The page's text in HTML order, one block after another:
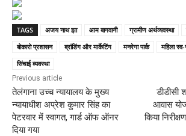
TAGS अजय नाथ झा आम बागवानी ग्रामीण अर्थव्यवस्था
बोकारो प्रशासन
ब्रांडिंग और मार्केटिंग मनरेगा पार्क
महिला
सिंचाई व्यवस्था
Previous article
तेलंगाना उच्च न्यायालय के मुख्य
न्यायाधीश अप्रेश कुमार सिंह का
पेटरवार में स्वागत, गार्ड ऑफ ऑनर
दिया गया
डीडीसी
आवास
किया